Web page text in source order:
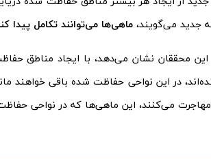
جدید می‌گویند، ماهی‌ها می‌توانند تکامل پیدا
محققان نشان می‌دهد، با ایجاد مناطق
در این نواحی حفاظت شده باقی خواهند
می‌کنند، این ماهی‌ها که در نواحی